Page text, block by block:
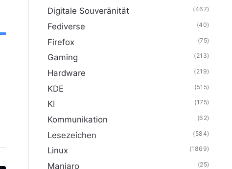
Digitale Souveränität (467)
Fediverse (40)
Firefox (75)
Gaming (213)
Hardware (219)
KDE (515)
KI (175)
Kommunikation (62)
Lesezeichen (584)
Linux (1869)
Manjaro (25)